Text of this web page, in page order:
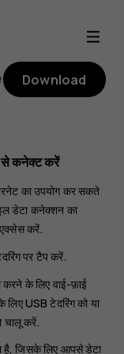
Download
से कनेक्ट करें
का उपयोग कर सकते
डेटा कनेक्शन का
करें.
पर टैप करें.
करने के लिए वाई-फ़ाई
लिएUSB टेदरिंगको या
चालू करें.
है, जिसके लिए आपसे डेटा